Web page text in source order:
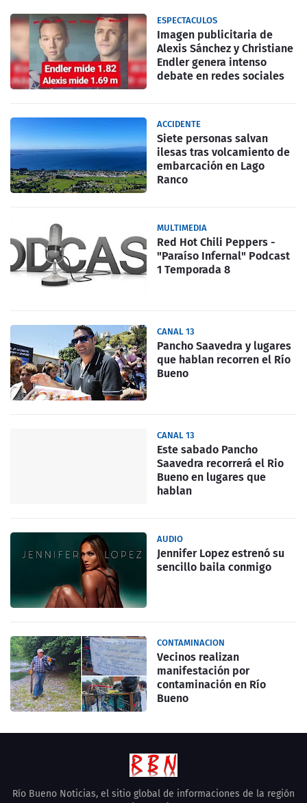
ESPECTACULOS
Imagen publicitaria de
Alexis Sánchez y Christiane
Endler genera intenso
debate en redes sociales
ACCIDENTE
Siete personas salvan
ilesas tras volcamiento de
embarcación en Lago
Ranco
MULTIMEDIA
Red Hot Chili Peppers -
"Paraíso Infernal" Podcast
1 Temporada 8
CANAL 13
Pancho Saavedra y lugares
que hablan recorren el Río
Bueno
CANAL 13
Este sabado Pancho
Saavedra recorrerá el Rio
Bueno en lugares que
hablan
AUDIO
Jennifer Lopez estrenó su
sencillo baila conmigo
CONTAMINACION
Vecinos realizan
manifestación por
contaminación en Río
Bueno
Río Bueno Noticias, el sitio global de informaciones de la región